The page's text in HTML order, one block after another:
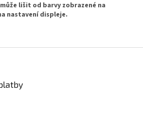
lišit od barvy zobrazené na
nastavení displeje.